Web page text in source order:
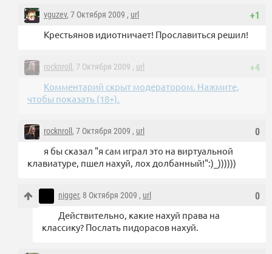
+1
vguzev, 7 Октября 2009 , url
Крестьянов идиотничает! Прославиться решил!
+4
rocknroll , 7 Октября 2009 , url
Комментарий скрыт модератором. Нажмите,
чтобы показать (18+).
0
rocknroll , 7 Октября 2009 , url
я бы сказал "я сам играл это на виртуальной
клавиатуре, пшел нахуй, лох долбанный!":)_))))))
0
nigger, 8 Октября 2009 , url
Действительно, какие нахуй права на
классику? Послать пидорасов нахуй.